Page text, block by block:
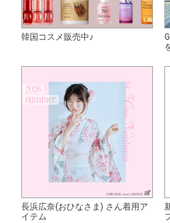
韓国コスメ販売中♪
長浜広奈(おひなさま) さん着用ア
イテム